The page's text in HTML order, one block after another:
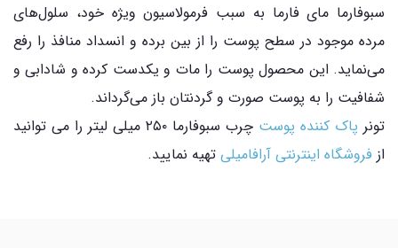
سبوفارما مای فارما به سبب فرمولاسیون ویژه خود، سلول‌های
مرده موجود در سطح پوست را از بین برده و انسداد منافذ را رفع
می‌نماید. این محصول پوست را مات و یکدست کرده و شادابی و
شفافیت را به پوست صورت و گردنتان باز می‌گرداند.
تونر پاک کننده پوست
چرب سبوفارما ۲۵۰ میلی لیتر را می توانید
از فروشگاه اینترنتی آرافامیلی تهیه نمایید.